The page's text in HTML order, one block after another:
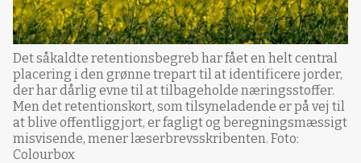
Det såkaldte retentionsbegreb har fået en helt central
placering i den grønne trepart til at identificere jorder,
der har dårlig evne til at tilbageholde næringsstoffer.
Men det retentionskort, som tilsyneladende er på vej til
at blive offentliggjort, er fagligt og beregningsmæssigt
misvisende, mener læserbrevsskribenten. Foto:
Colourbox